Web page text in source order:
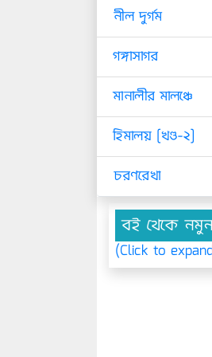
নীল দুর্গম
গঙ্গাসাগর
মানালীর মালঞ্চে
হিমালয় [খণ্ড-২]
চরণরেখা
বই থেকে
(Click to